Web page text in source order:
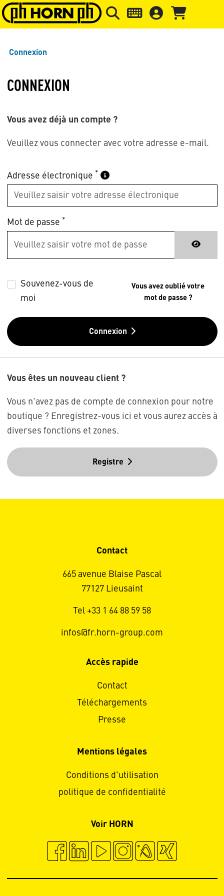
Skip to main content Passer à l'en-tête de la page
Connexion
CONNEXION
Vous avez déjà un compte ?
Veuillez vous connecter avec votre adresse e-mail.
Adresse électronique *
Mot de passe *
Souvenez-vous de
moi
Vous avez oublié votre
mot de passe ?
Connexion
Vous êtes un nouveau client ?
Vous n'avez pas de compte de connexion pour notre
boutique ? Enregistrez-vous ici et vous aurez accès à
diverses fonctions et zones.
Registre
Contact
665 avenue Blaise Pascal
77127 Lieusaint
Tel +33 1 64 88 59 58
infos@fr.horn-group.com
Accès rapide
Contact
Téléchargements
Presse
Mentions légales
Conditions d'utilisation
politique de confidentialité
Voir HORN